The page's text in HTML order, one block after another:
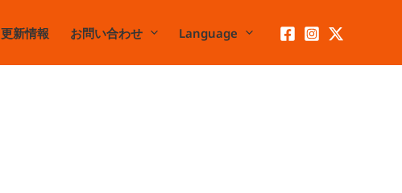
更新情報 お問い合わせ Language